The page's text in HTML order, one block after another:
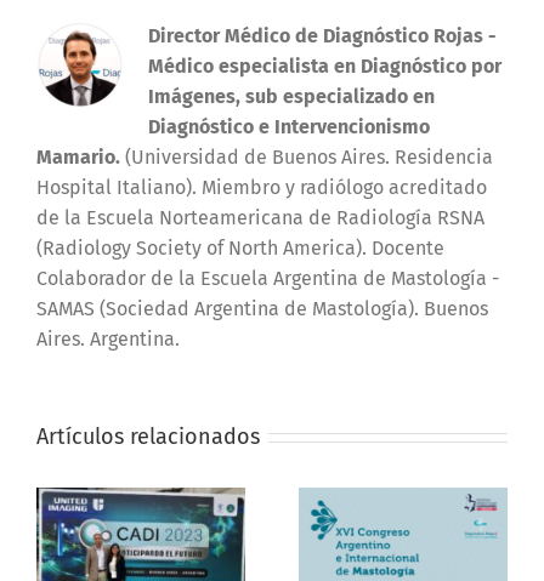
Director Médico de Diagnóstico Rojas -
Médico especialista en Diagnóstico por
Imágenes, sub especializado en
Diagnóstico e Intervencionismo
Mamario. (Universidad de Buenos Aires. Residencia
Hospital Italiano). Miembro y radiólogo acreditado
de la Escuela Norteamericana de Radiología RSNA
(Radiology Society of North America). Docente
Colaborador de la Escuela Argentina de Mastología -
SAMAS (Sociedad Argentina de Mastología). Buenos
Aires. Argentina.
Artículos relacionados